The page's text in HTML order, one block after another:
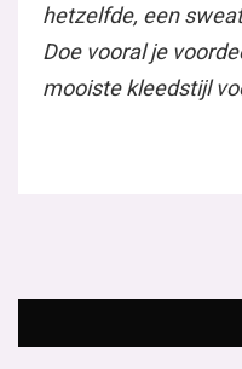
hetzelfde, een
Doe vooral je
mooiste kleedstijl